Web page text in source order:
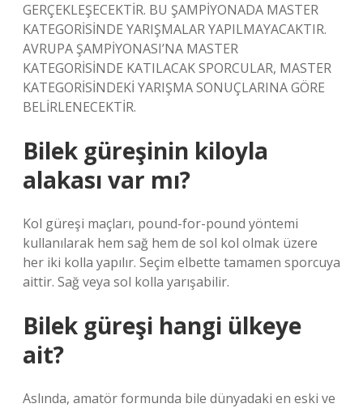
GERÇEKLEŞECEKTİR. BU ŞAMPİYONADA MASTER
KATEGORİSİNDE YARIŞMALAR YAPILMAYACAKTIR.
AVRUPA ŞAMPİYONASI’NA MASTER
KATEGORİSİNDE KATILACAK SPORCULAR, MASTER
KATEGORİSİNDEKİ YARIŞMA SONUÇLARINA GÖRE
BELİRLENECEKTİR.
Bilek güreşinin kiloyla
alakası var mı?
Kol güreşi maçları, pound-for-pound yöntemi
kullanılarak hem sağ hem de sol kol olmak üzere
her iki kolla yapılır. Seçim elbette tamamen sporcuya
aittir. Sağ veya sol kolla yarışabilir.
Bilek güreşi hangi ülkeye
ait?
Aslında, amatör formunda bile dünyadaki en eski ve